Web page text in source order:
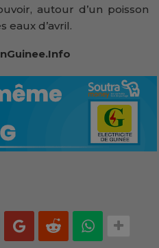
autour d’un poisson
eaux d’avril.